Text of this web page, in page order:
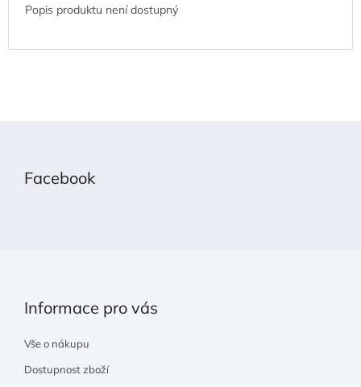
Popis produktu není dostupný
Facebook
Informace pro vás
Vše o nákupu
Dostupnost zboží